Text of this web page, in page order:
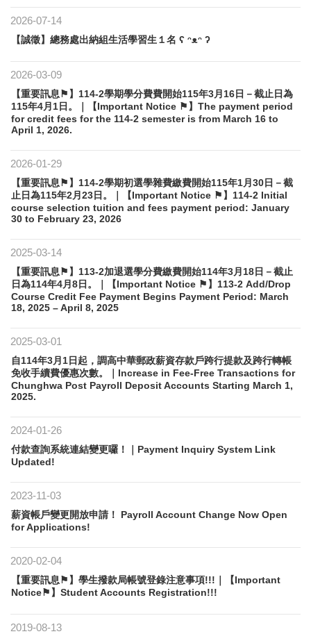
2026-07-14
【誠徵】總務處出納組生活學習生１名 ʕ ᵔᴥᵔ ʔ
2026-03-09
【重要訊息⚑】114-2學期學分費費開始115年3月16日－截止日為
115年4月1日。｜【Important Notice ⚑】The payment period
for credit fees for the 114-2 semester is from March 16 to
April 1, 2026.
2026-01-29
【重要訊息⚑】114-2學期初選學雜費繳費開始115年1月30日－截
止日為115年2月23日。｜【Important Notice ⚑】114-2 Initial
course selection tuition and fees payment period: January
30 to February 23, 2026
2025-03-14
【重要訊息⚑】113-2加退選學分費繳費開始114年3月18日－截止
日為114年4月8日。｜【Important Notice ⚑】113-2 Add/Drop
Course Credit Fee Payment Begins Payment Period: March
18, 2025 – April 8, 2025
2025-03-01
自114年3月1日起，調高中華郵政薪資存款戶跨行提款及跨行轉帳
免收手續費優惠次數。｜Increase in Fee-Free Transactions for
Chunghwa Post Payroll Deposit Accounts Starting March 1,
2025.
2024-01-26
付款查詢系統連結變更囉！｜Payment Inquiry System Link
Updated!
2023-11-03
薪資帳戶變更開放申請！ Payroll Account Change Now Open
for Applications!
2020-02-04
【重要訊息⚑】學生撥款局帳號登錄注意事項!!!｜【Important
Notice⚑】Student Accounts Registration!!!
2019-08-13